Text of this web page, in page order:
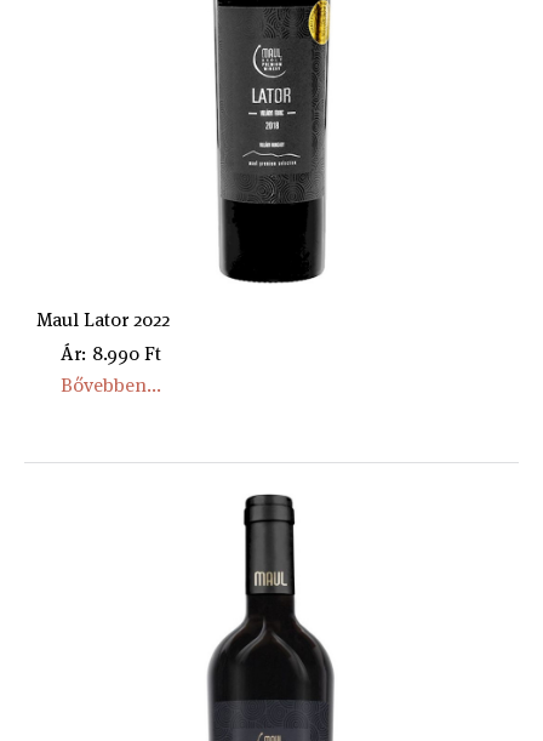
Maul Lator 2022
Ár: 8.990 Ft
Bővebben...